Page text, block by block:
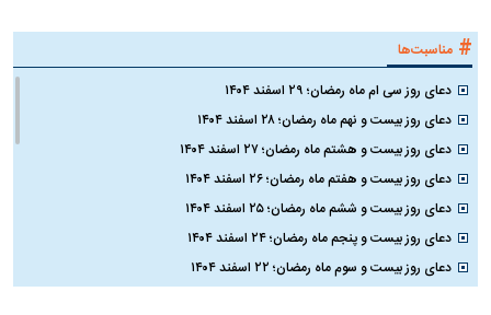
# مناسبت‌ها
دعای روز سی ام ماه رمضان؛ ۲۹ اسفند ۱۴۰۴
دعای روز بیست و نهم ماه رمضان؛ ۲۸ اسفند ۱۴۰۴
دعای روز بیست و هشتم ماه رمضان؛ ۲۷ اسفند ۱۴۰۴
دعای روز بیست و هفتم ماه رمضان؛ ۲۶ اسفند ۱۴۰۴
دعای روز بیست و ششم ماه رمضان؛ ۲۵ اسفند ۱۴۰۴
دعای روز بیست و پنجم ماه رمضان؛ ۲۴ اسفند ۱۴۰۴
دعای روز بیست و سوم ماه رمضان؛ ۲۲ اسفند ۱۴۰۴